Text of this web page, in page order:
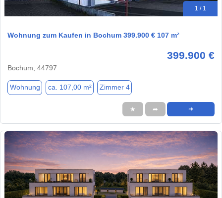
1 / 1
Wohnung zum Kaufen in Bochum 399.900 € 107 m²
399.900 €
Bochum, 44797
Wohnung ca. 107,00 m² Zimmer 4
★ ➦ ➜